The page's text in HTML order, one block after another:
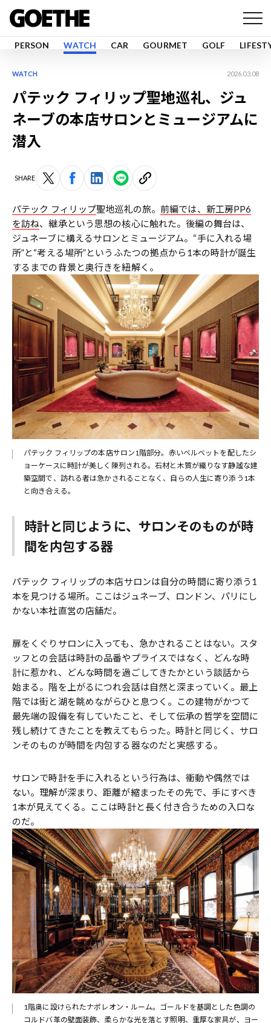
PERSON WATCH CAR GOURMET GOLF
WATCH 2026.03.08
パテック フィリップ聖地巡礼、ジュ
ネーブの本店サロンとミュージアムに
潜入
SHARE
パテック フィリップ聖地巡礼の旅。前編では、新工房PP6
を訪ね、継承という思想の核心に触れた。後編の舞台は、
ジュネーブに構えるサロンとミュージアム。“手に入れる場
所”と“考える場所”というふたつの拠点から1本の時計が誕生
するまでの背景と奥行きを紐解く。
パテック フィリップの本店サロン1階部分。赤いベルベットを配したシ
ョーケースに時計が美しく陳列される。石材と木質が織りなす静謐な建
築空間で、訪れる者は急かされることなく、自らの人生に寄り添う1本
と向き合える。
時計と同じように、サロンそのものが時
間を内包する器
パテック フィリップの本店サロンは自分の時間に寄り添う1
本を見つける場所。ここはジュネーブ、ロンドン、パリにし
かない本社直営の店舗だ。
扉をくぐりサロンに入っても、急かされることはない。スタ
ッフとの会話は時計の品番やプライスではなく、どんな時
計に惹かれ、どんな時間を過ごしてきたかという談話から
始まる。階を上がるにつれ会話は自然と深まっていく。最上
階では街と湖を眺めながらひと息つく。この建物がかつて
最先端の設備を有していたこと、そして伝承の哲学を空間に
残し続けてきたことを教えてもらった。時計と同じく、サロ
ンそのものが時間を内包する器なのだと実感する。
サロンで時計を手に入れるという行為は、衝動や偶然では
ない。理解が深まり、距離が縮まったその先で、手にすべき
1本が見えてくる。ここは時計と長く付き合うための入口な
のだ。
1階奥に設けられたナポレオン・ルーム。ゴールドを基調とした色調の
コルドバ革の壁面装飾、柔らかな光を落とす照明、重厚な家具が、ヨー